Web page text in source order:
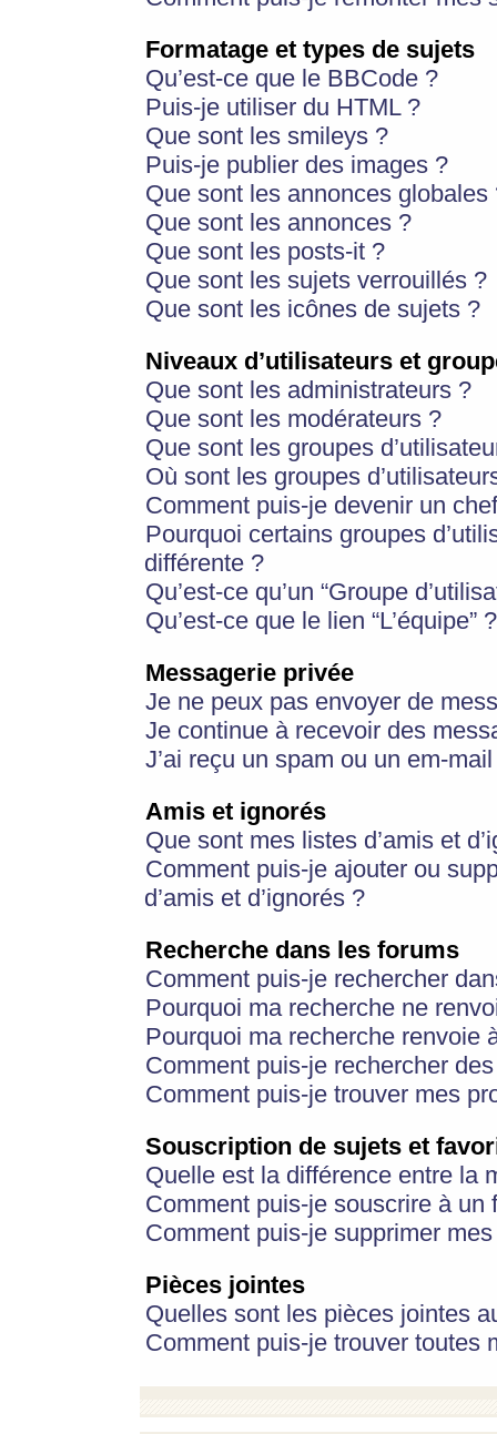
Formatage et types de sujets
Qu’est-ce que le BBCode ?
Puis-je utiliser du HTML ?
Que sont les smileys ?
Puis-je publier des images ?
Que sont les annonces globales
Que sont les annonces ?
Que sont les posts-it ?
Que sont les sujets verrouillés ?
Que sont les icônes de sujets ?
Niveaux d’utilisateurs et
Que sont les administrateurs ?
Que sont les modérateurs ?
Que sont les groupes
Où sont les groupes
Comment puis-je devenir un
Pourquoi certains groupes
différente ?
Qu’est-ce qu’un “Groupe
Qu’est-ce que le lien “L’équipe” ?
Messagerie privée
Je ne peux pas envoyer de
Je continue à recevoir des
J’ai reçu un spam ou un em-
Amis et ignorés
Que sont mes listes d’amis et
Comment puis-je ajouter ou
d’amis et d’ignorés ?
Recherche dans les forums
Comment puis-je rechercher
Pourquoi ma recherche ne
Pourquoi ma recherche renvoie
Comment puis-je rechercher
Comment puis-je trouver mes
Souscription de sujets et
Quelle est la différence entre la
Comment puis-je souscrire à
Comment puis-je supprimer
Pièces jointes
Quelles sont les pièces jointes
Comment puis-je trouver toutes